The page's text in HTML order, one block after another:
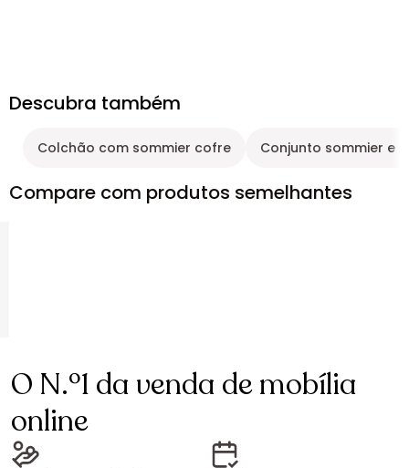
Descubra também
Colchão com sommier cofre Conjunto sommier e
Compare com produtos semelhantes
O N.º1 da venda de mobília
online